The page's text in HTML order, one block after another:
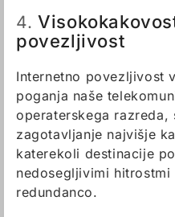
4.
povezljivost
Internetno povezljivost
poganja naše
operaterskega razreda,
zagotavljanje najvišje
katerekoli destinacije
nedosegljivimi
redundanco.